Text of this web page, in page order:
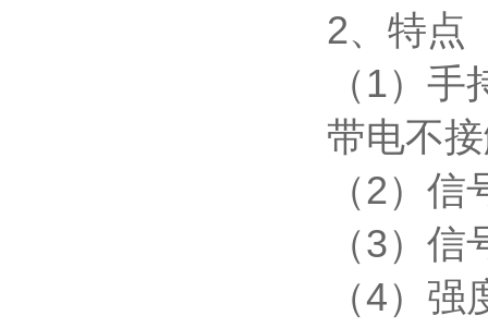
2、特点
（1）手
带电不
（2）信
（3）信
（4）强